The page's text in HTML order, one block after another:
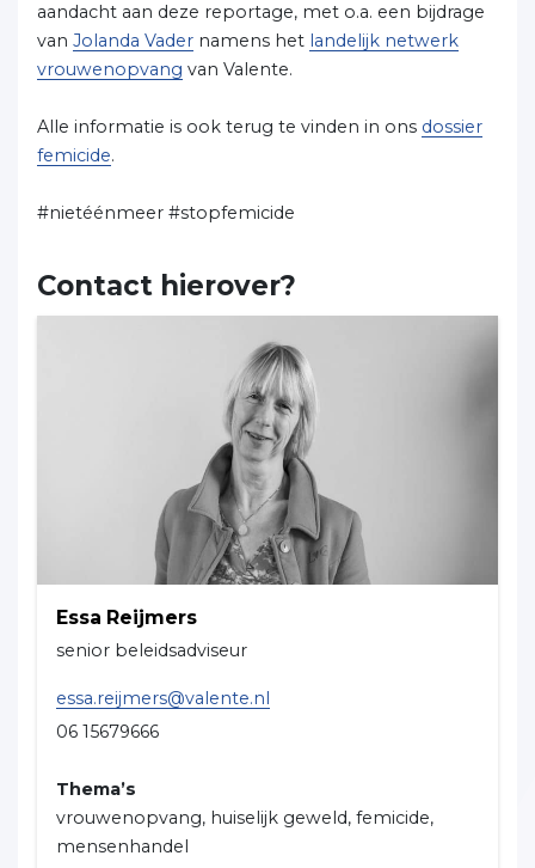
aandacht aan deze reportage, met o.a. een bijdrage
van Jolanda Vader namens het landelijk netwerk
vrouwenopvang van Valente.
Alle informatie is ook terug te vinden in ons dossier
femicide.
#nietéénmeer #stopfemicide
Contact hierover?
Essa Reijmers
senior beleidsadviseur
essa.reijmers@valente.nl
06 15679666
Thema’s
vrouwenopvang, huiselijk geweld, femicide,
mensenhandel